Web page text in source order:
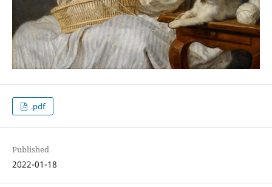
.pdf
Published
2022-01-18